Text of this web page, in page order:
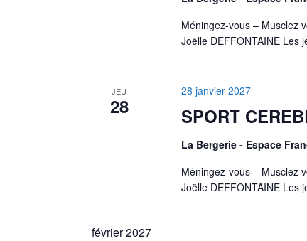
Méningez-vous – Musclez
Joëlle DEFFONTAINE Les
JEU
28 SPORT
28 janvier 2027
La Bergerie - Espace
Méningez-vous – Musclez
Joëlle DEFFONTAINE Les
février 2027